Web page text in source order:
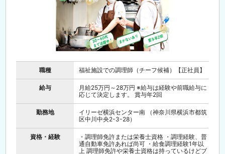
職種 福祉施設での調理師（チーフ候補）【正社員】
給与
月給25万円～28万円 ※給与は経験や前職給与に
応じて決定します。 賞与年2回
勤務地
イリーゼ横浜センター南 （神奈川県横浜市都筑
区中川中央2-3-28）
資格・経験
・調理師免許または栄養士資格 ・調理経験、普
通自動車免許あれば尚可 ・給食調理経験1年以
上 調理師免許や栄養士資格は持っているけどブ